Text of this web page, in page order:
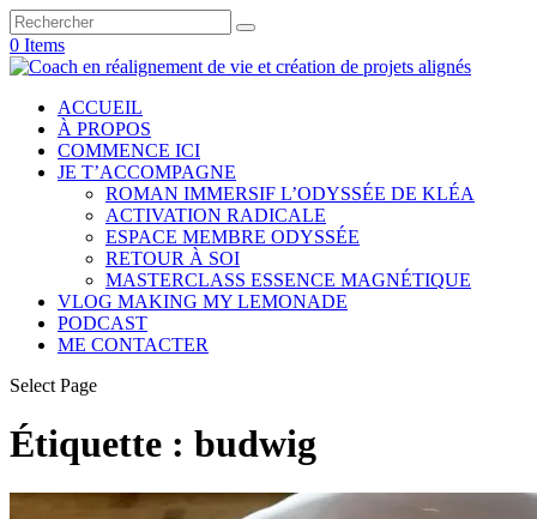
0 Items
ACCUEIL
À PROPOS
COMMENCE ICI
JE T’ACCOMPAGNE
ROMAN IMMERSIF L’ODYSSÉE DE KLÉA
ACTIVATION RADICALE
ESPACE MEMBRE ODYSSÉE
RETOUR À SOI
MASTERCLASS ESSENCE MAGNÉTIQUE
VLOG MAKING MY LEMONADE
PODCAST
ME CONTACTER
Select Page
Étiquette : budwig